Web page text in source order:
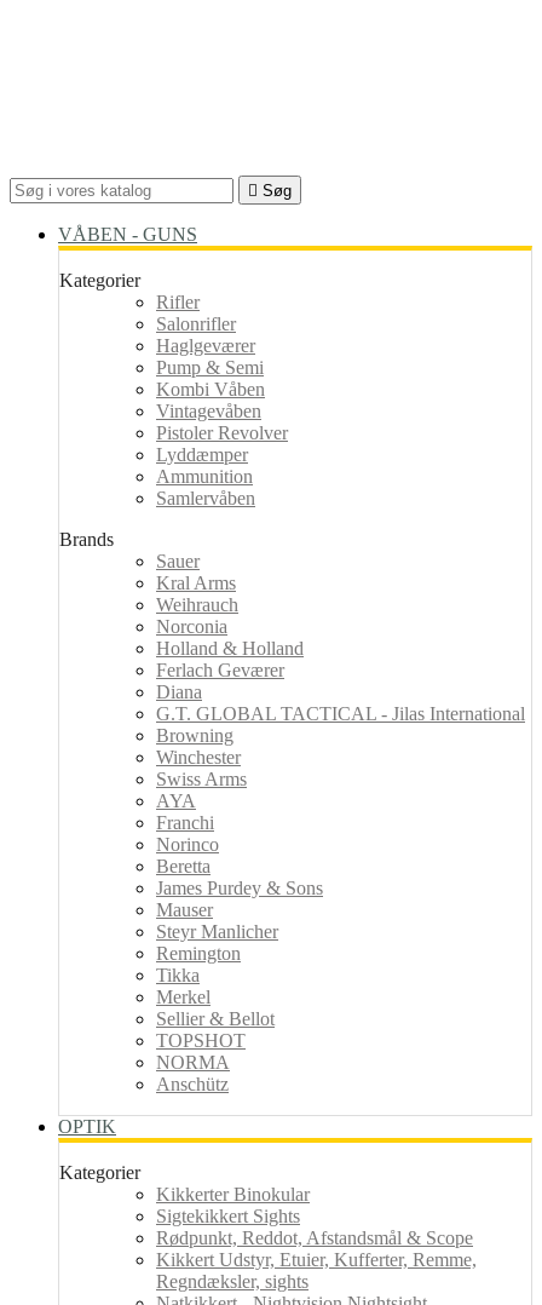
 Søg
VÅBEN - GUNS
Kategorier
Rifler
Salonrifler
Haglgeværer
Pump & Semi
Kombi Våben
Vintagevåben
Pistoler Revolver
Lyddæmper
Ammunition
Samlervåben
Brands
Sauer
Kral Arms
Weihrauch
Norconia
Holland & Holland
Ferlach Geværer
Diana
G.T. GLOBAL TACTICAL - Jilas International
Browning
Winchester
Swiss Arms
AYA
Franchi
Norinco
Beretta
James Purdey & Sons
Mauser
Steyr Manlicher
Remington
Tikka
Merkel
Sellier & Bellot
TOPSHOT
NORMA
Anschütz
OPTIK
Kategorier
Kikkerter Binokular
Sigtekikkert Sights
Rødpunkt, Reddot, Afstandsmål & Scope
Kikkert Udstyr, Etuier, Kufferter, Remme,
Regndæksler, sights